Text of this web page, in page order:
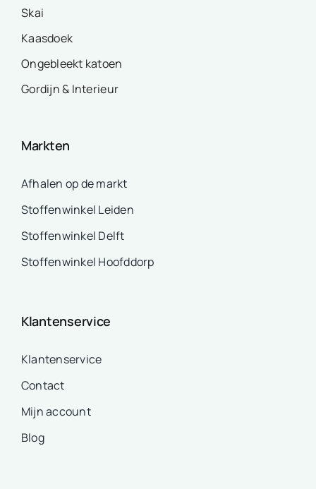
Skai
Kaasdoek
Ongebleekt katoen
Gordijn & Interieur
Markten
Afhalen op de markt
Stoffenwinkel Leiden
Stoffenwinkel Delft
Stoffenwinkel Hoofddorp
Klantenservice
Klantenservice
Contact
Mijn account
Blog